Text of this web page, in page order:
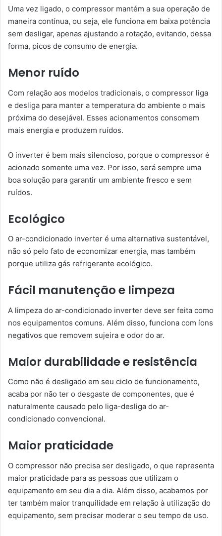
Uma vez ligado, o compressor mantém a sua operação de
maneira contínua, ou seja, ele funciona em baixa potência
sem desligar, apenas ajustando a rotação, evitando, dessa
forma, picos de consumo de energia.
Menor ruído
Com relação aos modelos tradicionais, o compressor liga
e desliga para manter a temperatura do ambiente o mais
próxima do desejável. Esses acionamentos consomem
mais energia e produzem ruídos.
O inverter é bem mais silencioso, porque o compressor é
acionado somente uma vez. Por isso, será sempre uma
boa solução para garantir um ambiente fresco e sem
ruídos.
Ecológico
O ar-condicionado inverter é uma alternativa sustentável,
não só pelo fato de economizar energia, mas também
porque utiliza gás refrigerante ecológico.
Fácil manutenção e limpeza
A limpeza do ar-condicionado inverter deve ser feita como
nos equipamentos comuns. Além disso, funciona com íons
negativos que removem sujeira e odor do ar.
Maior durabilidade e resistência
Como não é desligado em seu ciclo de funcionamento,
acaba por não ter o desgaste de componentes, que é
naturalmente causado pelo liga-desliga do ar-
condicionado convencional.
Maior praticidade
O compressor não precisa ser desligado, o que representa
maior praticidade para as pessoas que utilizam o
equipamento em seu dia a dia. Além disso, acabamos por
ter também maior tranquilidade em relação à utilização do
equipamento, sem precisar moderar o seu tempo de uso.